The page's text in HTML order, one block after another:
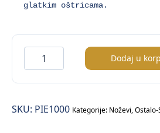
glatkim oštricama.
Kamen
za
oštrenje
količina
Dodaj u
SKU: PIE1000 Kategorije: Noževi,